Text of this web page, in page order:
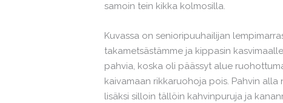
samoin tein kikka kolmosilla.
Kuvassa on senioripuuhailijan
takametsästämme ja kippasin
pahvia, koska oli päässyt alue
kaivamaan rikkaruohoja pois. Pahvin
lisäksi silloin tällöin kahvinpuruja ja